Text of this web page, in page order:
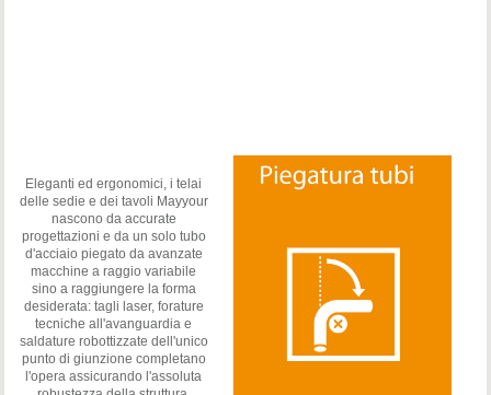
Eleganti ed ergonomici, i telai
delle sedie e dei tavoli Mayyour
nascono da accurate
progettazioni e da un solo tubo
d'acciaio piegato da avanzate
macchine a raggio variabile
sino a raggiungere la forma
desiderata: tagli laser, forature
tecniche all'avanguardia e
saldature robottizzate dell'unico
punto di giunzione completano
l'opera assicurando l'assoluta